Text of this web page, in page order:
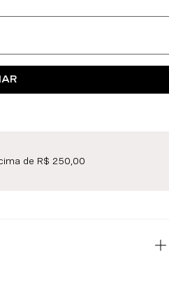
de R$ 250,00